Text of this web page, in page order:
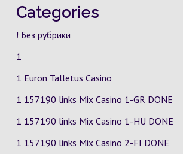
Categories
! Без рубрики
1
1 Euron Talletus Casino
1 157190 links Mix Casino 1-GR DONE
1 157190 links Mix Casino 1-HU DONE
1 157190 links Mix Casino 2-FI DONE